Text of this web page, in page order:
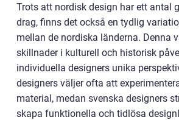
Trots att nordisk design har ett antal
drag, finns det också en tydlig
mellan de nordiska länderna. Denna
skillnader i kulturell och historisk
individuella designers unika
designers väljer ofta att
material, medan svenska designers
skapa funktionella och tidlösa